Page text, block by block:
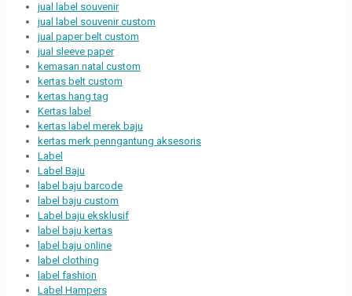
jual label souvenir
jual label souvenir custom
jual paper belt custom
jual sleeve paper
kemasan natal custom
kertas belt custom
kertas hang tag
Kertas label
kertas label merek baju
kertas merk penngantung aksesoris
Label
Label Baju
label baju barcode
label baju custom
Label baju eksklusif
label baju kertas
label baju online
label clothing
label fashion
Label Hampers